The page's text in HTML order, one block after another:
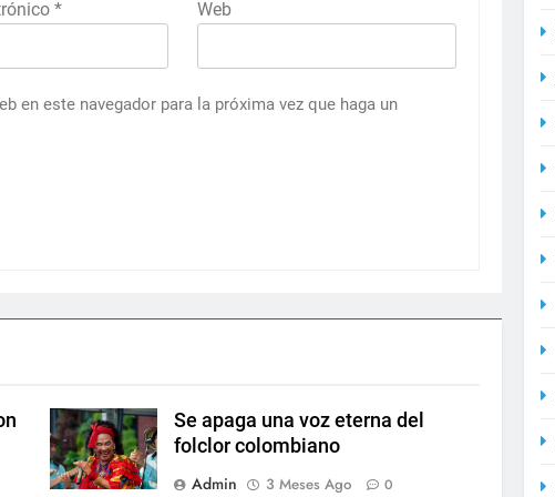
* Web
en este navegador para la próxima vez que haga un
Se apaga una voz eterna del
folclor colombiano
Admin
3 Meses Ago 0